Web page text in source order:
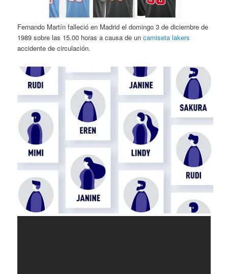
Fernando Martín falleció en Madrid el domingo 3 de diciembre de
1989 sobre las 15.00 horas a causa de uncamiseta lakers
accidente de circulación.